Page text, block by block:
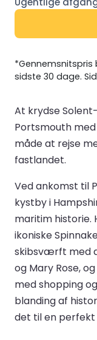
sidste 30 dage.
At krydse
Portsmouth
måde at rejse
fastlandet.
Ved ankomst til
kystby i
maritim historie.
ikoniske
skibsværft med
og Mary Rose,
med shopping
blanding af
det til en perfekt